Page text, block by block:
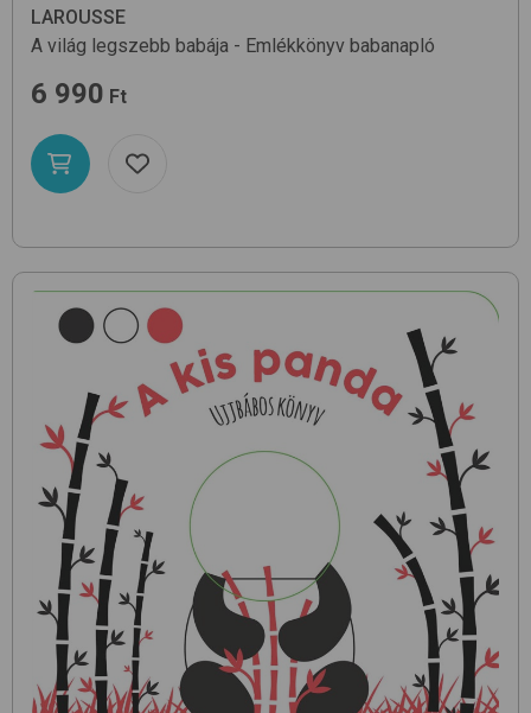
LAROUSSE
A világ legszebb babája - Emlékkönyv babanapló
6 990 Ft